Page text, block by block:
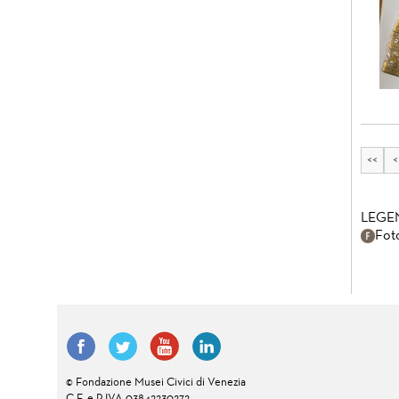
<< <
© Fondazione Musei Civici di Venezia